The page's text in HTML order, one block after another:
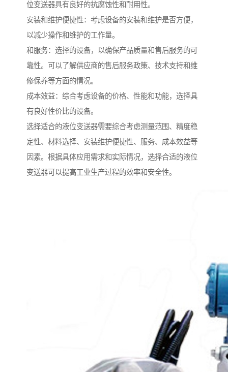
位变送器具有良好的抗腐蚀性和耐用性。
安装和维护便捷性：考虑设备的安装和维护是否方便，
以减少操作和维护的工作量。
和服务：选择的设备，以确保产品质量和售后服务的可
靠性。可以了解供应商的售后服务政策、技术支持和维
修保养等方面的情况。
成本效益：综合考虑设备的价格、性能和功能，选择具
有良好性价比的设备。
选择适合的液位变送器需要综合考虑测量范围、精度稳
定性、材料选择、安装维护便捷性、服务、成本效益等
因素。根据具体应用需求和实际情况，选择合适的液位
变送器可以提高工业生产过程的效率和安全性。